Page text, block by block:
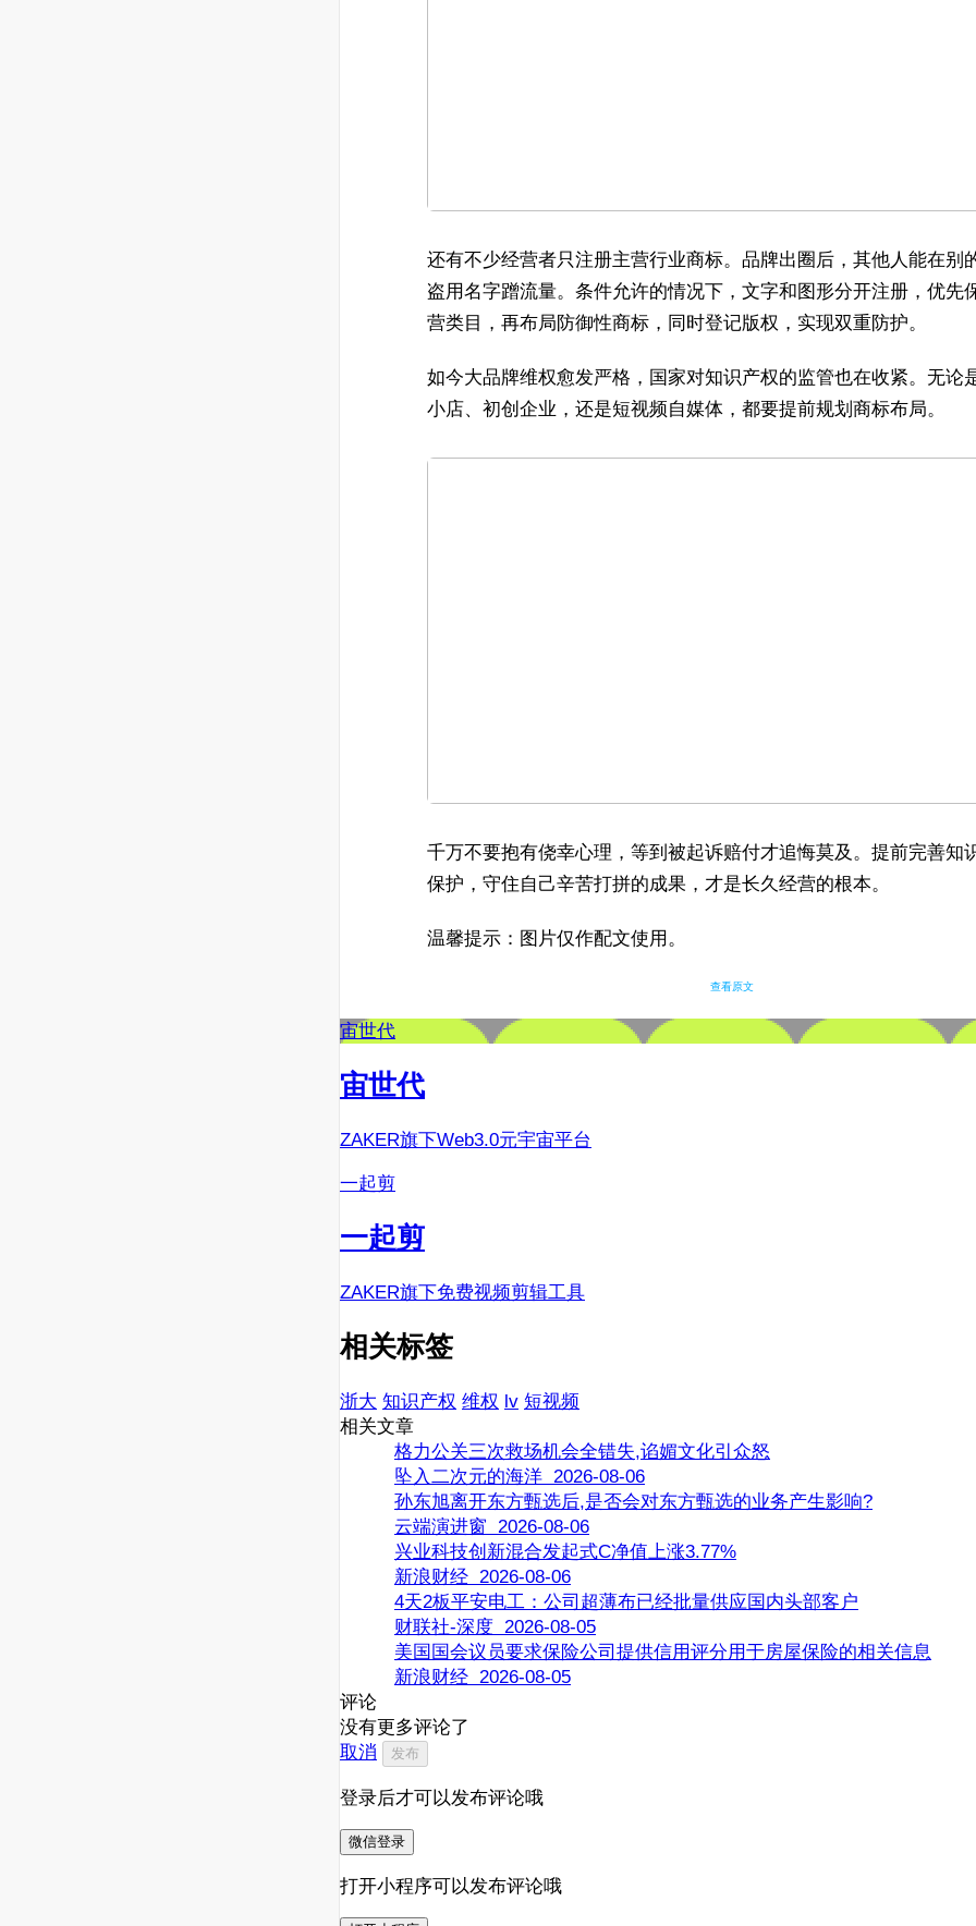
还有不少经营者只注册主营行业商标。品牌出圈后，其他人能在别
盗用名字蹭流量。条件允许的情况下，文字和图形分开注册，优先
营类目，再布局防御性商标，同时登记版权，实现双重防护。
如今大品牌维权愈发严格，国家对知识产权的监管也在收紧。无论
小店、初创企业，还是短视频自媒体，都要提前规划商标布局。
千万不要抱有侥幸心理，等到被起诉赔付才追悔莫及。提前完善知
保护，守住自己辛苦打拼的成果，才是长久经营的根本。
温馨提示：图片仅作配文使用。
查看原文
宙世代
宙世代
ZAKER旗下Web3.0元宇宙平台
一起剪
一起剪
ZAKER旗下免费视频剪辑工具
相关标签
浙大 知识产权 维权 lv 短视频
相关文章
格力公关三次救场机会全错失,谄媚文化引众怒
坠入二次元的海洋 2026-08-06
孙东旭离开东方甄选后,是否会对东方甄选的业务产生影响?
云端演进窗 2026-08-06
兴业科技创新混合发起式C净值上涨3.77%
新浪财经 2026-08-06
4天2板平安电工：公司超薄布已经批量供应国内头部客户
财联社-深度 2026-08-05
美国国会议员要求保险公司提供信用评分用于房屋保险的相关信息
新浪财经 2026-08-05
评论
没有更多评论了
取消
发布
登录后才可以发布评论哦
微信登录
打开小程序可以发布评论哦